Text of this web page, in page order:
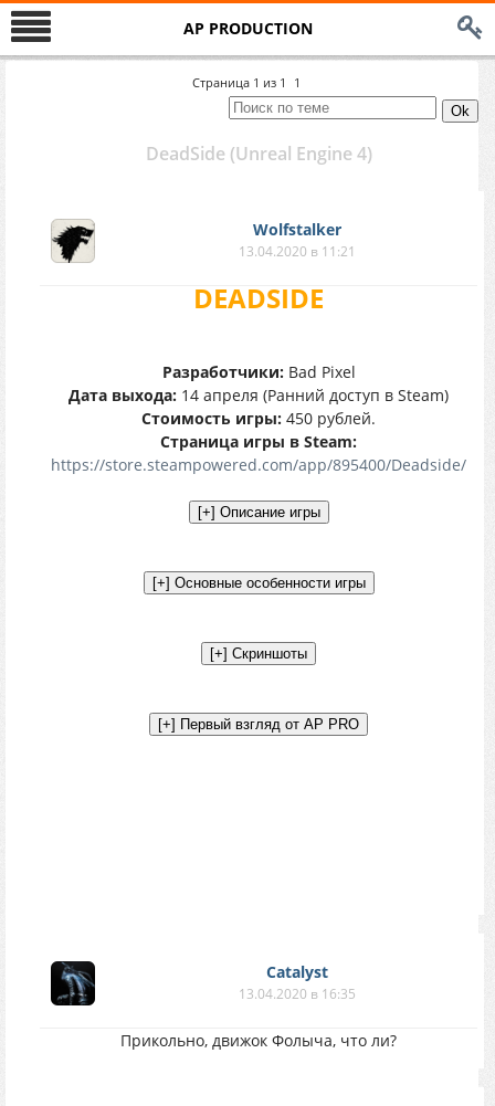
AP PRODUCTION
Страница 1 из 1 1
DeadSide (Unreal Engine 4)
Wolfstalker
13.04.2020 в 11:21
DEADSIDE
Разработчики:Bad Pixel
Дата выхода: 14 апреля (Ранний доступ в Steam)
Стоимость игры: 450 рублей.
Страница игры в Steam:
https://store.steampowered.com/app/895400/Deadside/
Catalyst
13.04.2020 в 16:35
Прикольно, движок Фолыча, что ли?